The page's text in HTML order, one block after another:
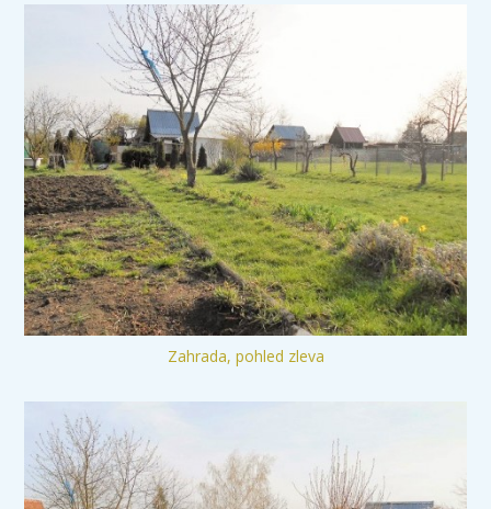
Zahrada, pohled zleva